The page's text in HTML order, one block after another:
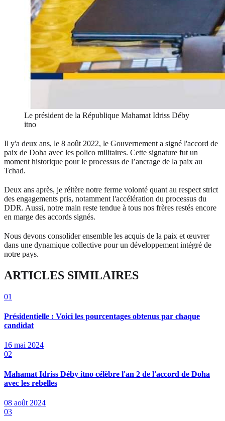
Le président de la République Mahamat Idriss Déby
itno
Il y'a deux ans, le 8 août 2022, le Gouvernement a signé l'accord de
paix de Doha avec les polico militaires. Cette signature fut un
moment historique pour le processus de l’ancrage de la paix au
Tchad.
Deux ans après, je réitère notre ferme volonté quant au respect strict
des engagements pris, notamment l'accélération du processus du
DDR. Aussi, notre main reste tendue à tous nos frères restés encore
en marge des accords signés.
Nous devons consolider ensemble les acquis de la paix et œuvrer
dans une dynamique collective pour un développement intégré de
notre pays.
ARTICLES SIMILAIRES
01
Présidentielle : Voici les pourcentages obtenus par chaque
candidat
16 mai 2024
02
Mahamat Idriss Déby itno célèbre l'an 2 de l'accord de Doha
avec les rebelles
08 août 2024
03